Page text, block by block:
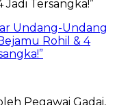
Undang-Undang
Rohil & 4